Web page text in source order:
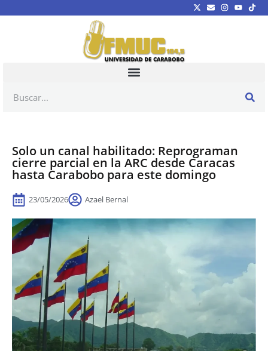
Solo un canal habilitado: Reprograman
cierre parcial en la ARC desde Caracas
hasta Carabobo para este domingo
23/05/2026 Azael Bernal